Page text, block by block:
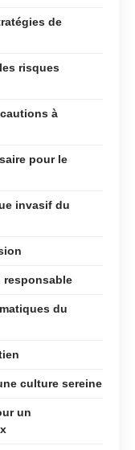
de
risques
à
pour le
invasif du
responsable
du
culture sereine
un